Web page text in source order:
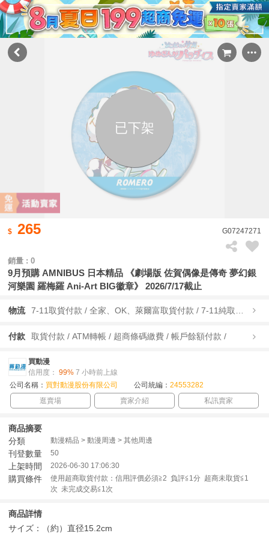
已下架
265 G07247271
銷量 : 0
9月預購 AMNIBUS 日本精品 《劇場版 佐賀偶像是傳奇 夢幻銀
河樂園 羅梅羅 Ani-Art BIG徽章》 2026/7/17截止
物流
付款 取貨付款 / ATM轉帳 / 超商條碼繳費 / 帳戶餘額付款 /
買動漫
信用度： 99% 7 小時前上線
公司名稱： 買對動漫股份有限公司 公司統編： 24553282
逛賣場
賣家介紹 私訊賣家
商品摘要
分類
動漫精品 > 動漫周邊 > 其他周邊
刊登數量 50
上架時間 2026-06-30 17:06:30
購買條件
使用超商取貨付款：信用評價必須≧2 負評≦1分 超商未取貨≦1
次 未完成交易≦1次
商品詳情
サイズ：（約）直径15.2cm